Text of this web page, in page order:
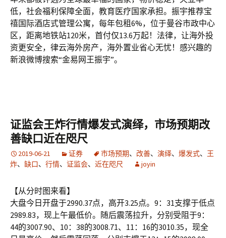
低，社会福利保障全面，教育医疗国家承担。振宇推荐宝
禧国际酒店式管理公寓，每年包租6%，位于曼谷市政中心
区，距离地铁站120米，首付仅13.6万起！法律，让海外投
资更安全，律云海外房产，海外置业省心无忧！感兴趣的
新浪微博搜索“金易网王振宇”。
证监会王炸行情爆发式演绎，市场预期改
善缺口近在咫尺
2019-06-21 证券 市场预期、 改善、 演绎、 爆发式、 王
炸、 缺口、 行情、 证监会、 近在咫尺 joyin
【从分时图来看】
大盘今日开盘于2990.37点，高开3.25点。9：31支撑于低点
2989.83，现上午最低价。随后震荡拉升，分别受阻于9：
44的3007.90、10：38的3008.71、11：16的3010.35，现全